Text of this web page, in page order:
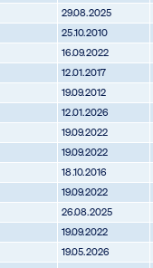
29.08.2025
25.10.2010
16.09.2022
12.01.2017
19.09.2012
12.01.2026
19.09.2022
19.09.2022
18.10.2016
19.09.2022
26.08.2025
19.09.2022
19.05.2026